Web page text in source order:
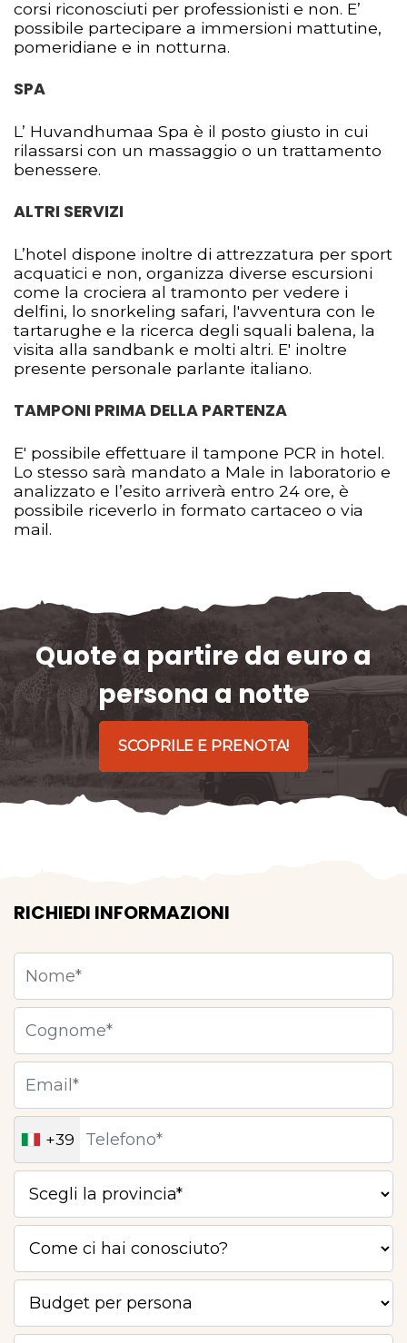
corsi riconosciuti per professionisti e non. E’
possibile partecipare a immersioni mattutine,
pomeridiane e in notturna.
SPA
L’ Huvandhumaa Spa è il posto giusto in cui
rilassarsi con un massaggio o un trattamento
benessere.
ALTRI SERVIZI
L’hotel dispone inoltre di attrezzatura per sport
acquatici e non, organizza diverse escursioni
come la crociera al tramonto per vedere i
delfini, lo snorkeling safari, l'avventura con le
tartarughe e la ricerca degli squali balena, la
visita alla sandbank e molti altri. E' inoltre
presente personale parlante italiano.
TAMPONI PRIMA DELLA PARTENZA
E' possibile effettuare il tampone PCR in hotel.
Lo stesso sarà mandato a Male in laboratorio e
analizzato e l’esito arriverà entro 24 ore, è
possibile riceverlo in formato cartaceo o via
mail.
Quote a partire da euro a
persona a notte
SCOPRILE E PRENOTA!
RICHIEDI INFORMAZIONI
+39